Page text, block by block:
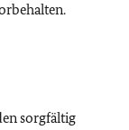
sorgfältig